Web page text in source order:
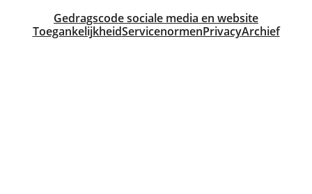
Gedragscode sociale media en website
ToegankelijkheidServicenormenPrivacyArchief